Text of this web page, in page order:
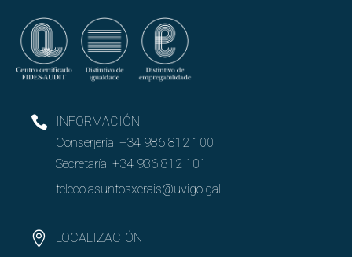
INFORMACIÓN
Conserjería: +34 986 812 100
Secretaría: +34 986 812 101
teleco.asuntosxerais@uvigo.gal
LOCALIZACIÓN